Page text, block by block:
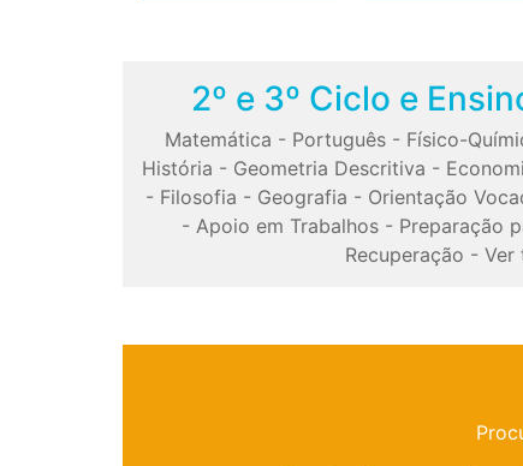
2º e 3º Ciclo e
Matemática - Português- Físico-
História - Geometria Descritiva -
- Filosofia - Geografia - Orientação
- Apoio em Trabalhos- Preparação
Recuperação - Ver